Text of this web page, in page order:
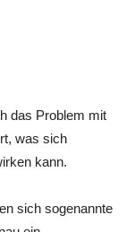
das Problem mit
was sich
kann.
sich sogenannte